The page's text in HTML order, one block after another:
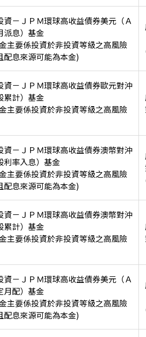
資－ＪＰＭ環球高收益債券美元（Ａ
派息）基金
主要係投資於非投資等級之高風險
配息來源可能為本金)
資－ＪＰＭ環球高收益債券歐元對沖
累計）基金
主要係投資於非投資等級之高風險
資－ＪＰＭ環球高收益債券澳幣對沖
利率入息）基金
主要係投資於非投資等級之高風險
配息來源可能為本金)
資－ＪＰＭ環球高收益債券澳幣對沖
累計）基金
主要係投資於非投資等級之高風險
資－ＪＰＭ環球高收益債券美元（Ａ
月配）基金
主要係投資於非投資等級之高風險
配息來源可能為本金)